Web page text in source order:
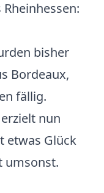
bisher
Bordeaux,
fällig.
nun
etwas Glück
umsonst.